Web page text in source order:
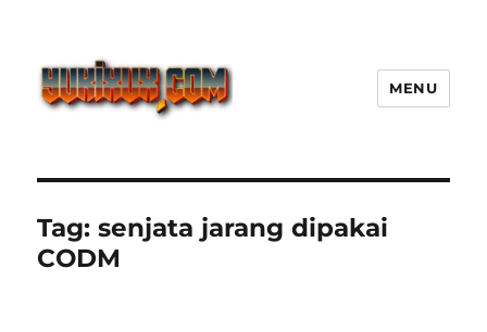
Paling Seru dengan Dunia Luas
MENU
Tag:senjata jarang dipakai
CODM